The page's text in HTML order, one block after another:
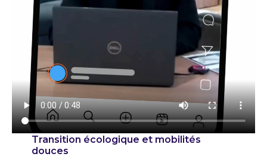
Transition écologique et mobilités
douces